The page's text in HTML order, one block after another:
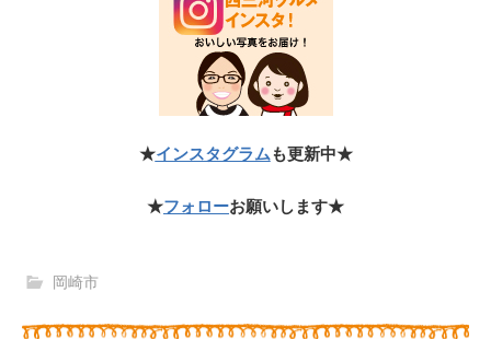
★インスタグラムも更新中★
★フォローお願いします★
岡崎市